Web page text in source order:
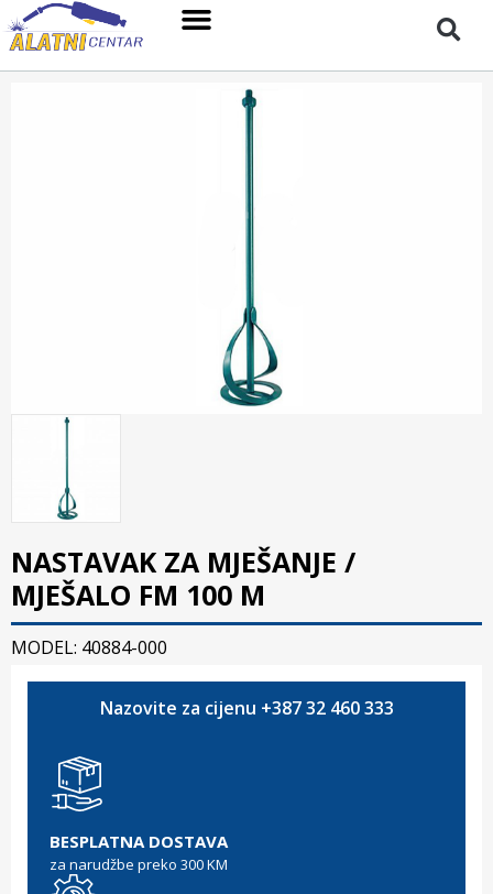
NASTAVAK ZA MJEŠANJE /
MJEŠALO FM 100 M
MODEL: 40884-000
Nazovite za cijenu +387 32 460 333
BESPLATNA DOSTAVA
za narudžbe preko 300 KM